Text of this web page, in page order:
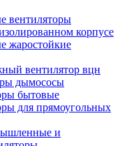
вентиляторы
корпусе
жаростойкие
вентилятор вцн
дымососы
бытовые
для прямоугольных
и